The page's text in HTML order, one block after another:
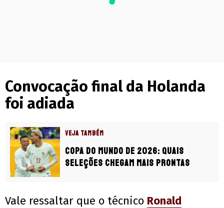
Convocação final da Holanda
foi adiada
VEJA TAMBÉM
Copa do Mundo de 2026: quais
seleções chegam mais prontas
Vale ressaltar que o técnico Ronald